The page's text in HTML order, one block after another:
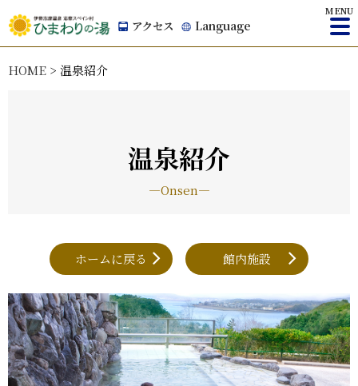
アクセス Language
MENU
HOME > 温泉紹介
温泉紹介
―Onsen―
ホームに戻る 館内施設